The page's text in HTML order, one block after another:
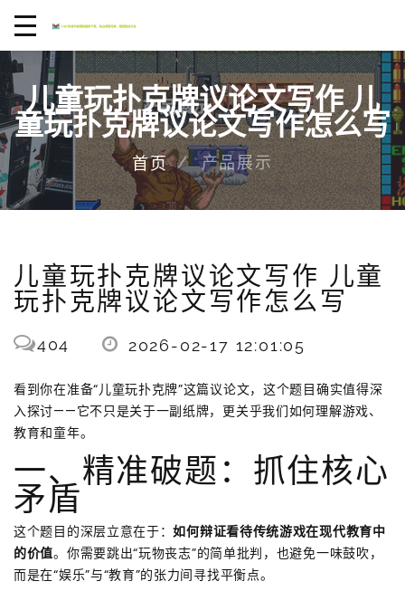
儿童玩扑克牌议论文写作 儿
童玩扑克牌议论文写作怎么写
首页 产品展示
儿童玩扑克牌议论文写作 儿童
玩扑克牌议论文写作怎么写
404 2026-02-17 12:01:05
看到你在准备“儿童玩扑克牌”这篇议论文，这个题目确实值得深
入探讨——它不只是关于一副纸牌，更关乎我们如何理解游戏、
教育和童年。
一、精准破题：抓住核心
矛盾
这个题目的深层立意在于：如何辩证看待传统游戏在现代教育中
的价值。你需要跳出“玩物丧志”的简单批判，也避免一味鼓吹，
而是在“娱乐”与“教育”的张力间寻找平衡点。